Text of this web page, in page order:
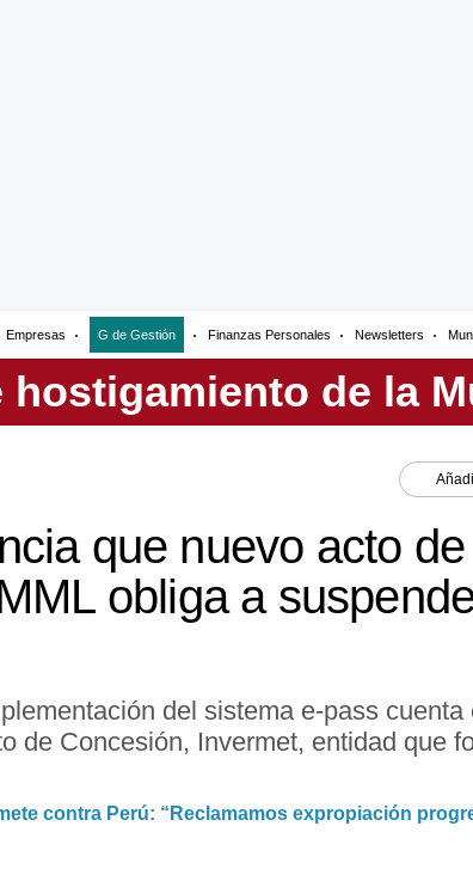
Empresas G de Gestión Finanzas Personales Newsletters
que nuevo acto de
obliga a
del sistema e-pass
de Concesión, Invermet, entidad que
contra Perú: “Reclamamos expropiación